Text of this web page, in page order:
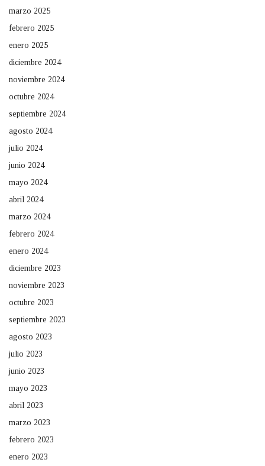
marzo 2025
febrero 2025
enero 2025
diciembre 2024
noviembre 2024
octubre 2024
septiembre 2024
agosto 2024
julio 2024
junio 2024
mayo 2024
abril 2024
marzo 2024
febrero 2024
enero 2024
diciembre 2023
noviembre 2023
octubre 2023
septiembre 2023
agosto 2023
julio 2023
junio 2023
mayo 2023
abril 2023
marzo 2023
febrero 2023
enero 2023